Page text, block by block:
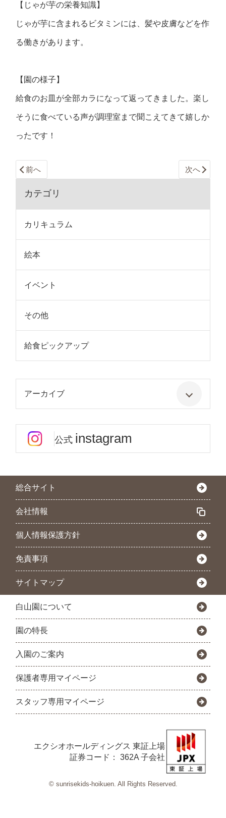
【じゃが芋の栄養知識】
じゃが芋に含まれるビタミンには、髪や皮膚などを作
る働きがあります。
【園の様子】
給食のお皿が全部カラになって返ってきました。楽し
そうに食べている声が調理室まで聞こえてきて嬉しか
ったです！
前へ 次へ
カテゴリ
カリキュラム
絵本
イベント
その他
給食ピックアップ
アーカイブ
公式 instagram
総合サイト
会社情報
個人情報保護方針
免責事項
サイトマップ
白山園について
園の特長
入園のご案内
保護者専用マイページ
スタッフ専用マイページ
エクシオホールディングス 東証上場
証券コード： 362A 子会社
© sunrisekids-hoikuen. All Rights Reserved.